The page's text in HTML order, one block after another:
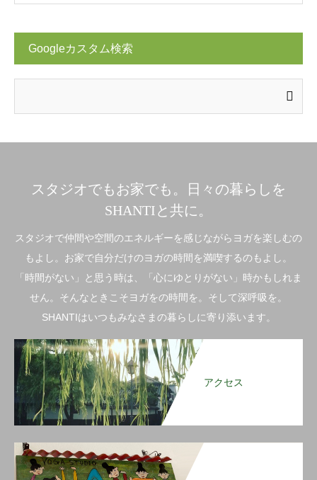
Googleカスタム検索
スタジオでもお家でも。日々の暮らしを
SHANTIと共に。
スタジオで仲間や空間のエネルギーを感じながらヨガを楽しむの
もよし。お家で自分だけのヨガの時間を満喫するのもよし。
「時間がない」と思う時は、「心にゆとりがない」時かもしれま
せん。そんなときこそヨガをの時間を。そして深呼吸を。
SHANTIはいつもみなさまの暮らしに寄り添います。
アクセス